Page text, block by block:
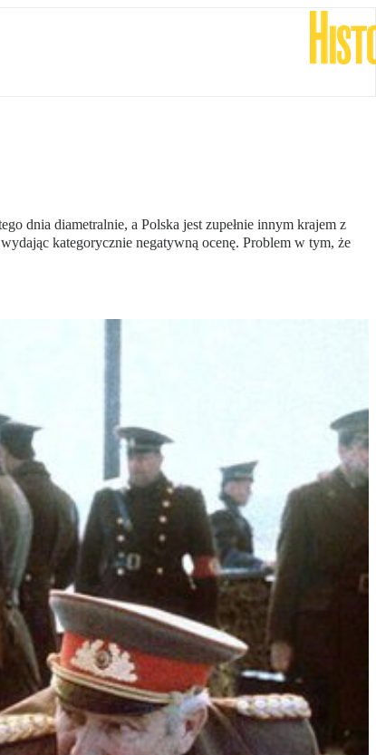
dnia diametralnie, a Polska jest zupełnie innym krajem z
kategorycznie negatywną ocenę. Problem w tym, że